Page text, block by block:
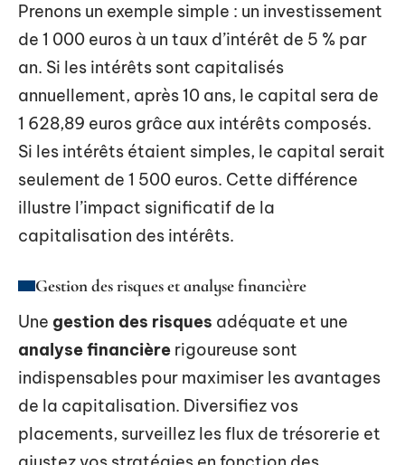
Prenons un exemple simple : un investissement
de 1 000 euros à un taux d’intérêt de 5 % par
an. Si les intérêts sont capitalisés
annuellement, après 10 ans, le capital sera de
1 628,89 euros grâce aux intérêts composés.
Si les intérêts étaient simples, le capital serait
seulement de 1 500 euros. Cette différence
illustre l’impact significatif de la
capitalisation des intérêts.
Gestion des risques et analyse financière
Une gestion des risques adéquate et une
analyse financière rigoureuse sont
indispensables pour maximiser les avantages
de la capitalisation. Diversifiez vos
placements, surveillez les flux de trésorerie et